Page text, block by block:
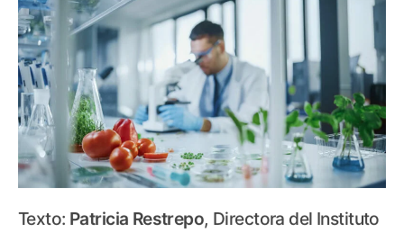
Texto: Patricia Restrepo, Directora del Instituto